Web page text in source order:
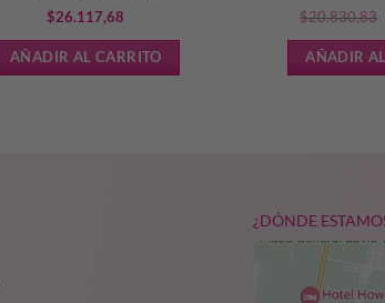
$26.117,68
AÑADIR AL CARRITO
$20.830,83
AÑADIR
¿DÓNDE